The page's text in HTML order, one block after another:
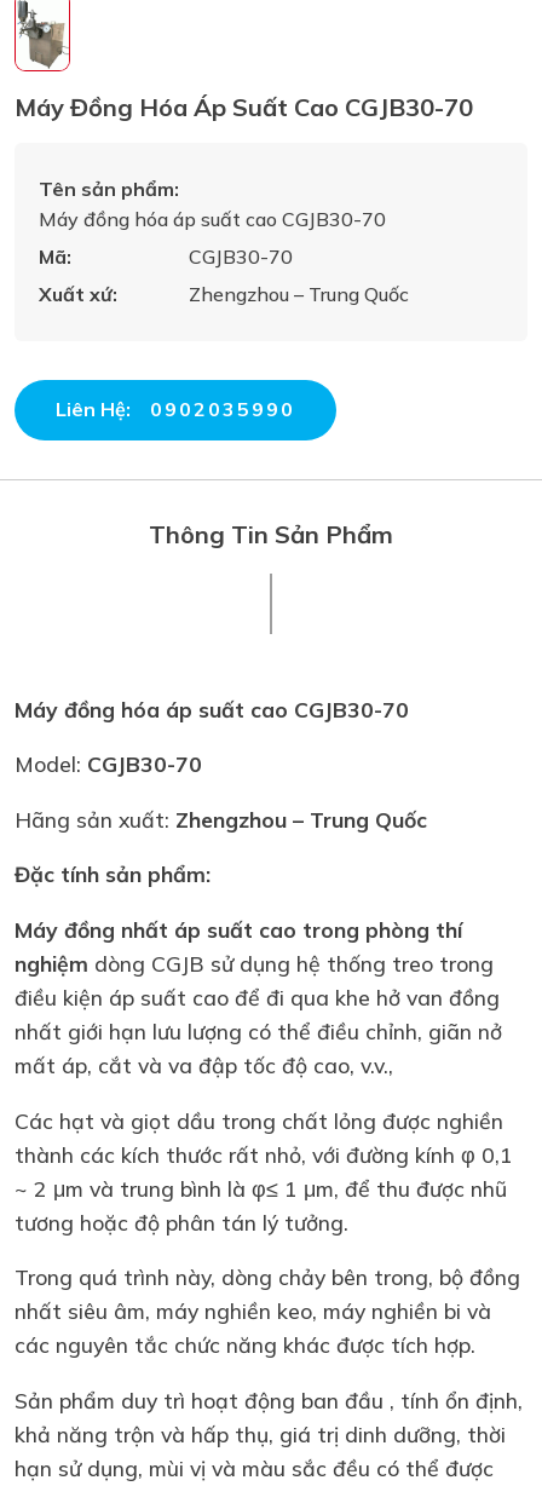
Máy Đồng Hóa Áp Suất Cao CGJB30-70
Tên sản phẩm:
Máy đồng hóa áp suất cao CGJB30-70
Mã:
CGJB30-70
Xuất xứ:
Zhengzhou – Trung Quốc
Liên Hệ: 0902035990
Thông Tin Sản Phẩm
Máy đồng hóa áp suất cao CGJB30-70
Model: CGJB30-70
Hãng sản xuất: Zhengzhou – Trung Quốc
Đặc tính sản phẩm:
Máy đồng nhất áp suất cao trong phòng thí
nghiệm dòng CGJB sử dụng hệ thống treo trong
điều kiện áp suất cao để đi qua khe hở van đồng
nhất giới hạn lưu lượng có thể điều chỉnh, giãn nở
mất áp, cắt và va đập tốc độ cao, v.v.,
Các hạt và giọt dầu trong chất lỏng được nghiền
thành các kích thước rất nhỏ, với đường kính φ 0,1
~ 2 μm và trung bình là φ≤ 1 μm, để thu được nhũ
tương hoặc độ phân tán lý tưởng.
Trong quá trình này, dòng chảy bên trong, bộ đồng
nhất siêu âm, máy nghiền keo, máy nghiền bi và
các nguyên tắc chức năng khác được tích hợp.
Sản phẩm duy trì hoạt động ban đầu , tính ổn định,
khả năng trộn và hấp thụ, giá trị dinh dưỡng, thời
hạn sử dụng, mùi vị và màu sắc đều có thể được